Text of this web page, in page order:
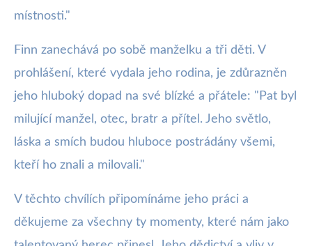
místnosti."
Finn zanechává po sobě manželku a tři děti. V
prohlášení, které vydala jeho rodina, je zdůrazněn
jeho hluboký dopad na své blízké a přátele: "Pat byl
milující manžel, otec, bratr a přítel. Jeho světlo,
láska a smích budou hluboce postrádány všemi,
kteří ho znali a milovali."
V těchto chvílích připomínáme jeho práci a
děkujeme za všechny ty momenty, které nám jako